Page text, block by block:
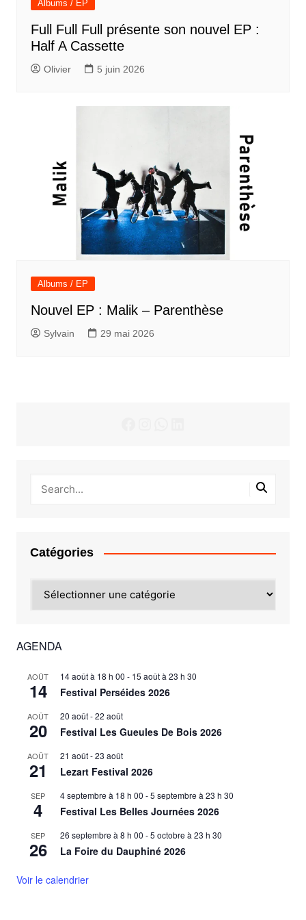
Albums / EP
Full Full Full présente son nouvel EP :
Half A Cassette
Olivier 5 juin 2026
Albums / EP
Nouvel EP : Malik – Parenthèse
Sylvain 29 mai 2026
Catégories
AGENDA
AOÛT
14
14 août à 18 h 00 - 15 août à 23 h 30
Festival Perséides 2026
AOÛT
20
20 août-22 août
Festival Les Gueules De Bois 2026
AOÛT
21
21 août-23 août
Lezart Festival 2026
SEP
4
4 septembre à 18 h 00 -5 septembre à 23 h 30
Festival Les Belles Journées 2026
SEP
26
26 septembre à 8 h 00 -5 octobre à 23 h 30
La Foire du Dauphiné 2026
Voir le calendrier